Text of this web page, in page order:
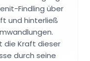
Findling über
und hinterließ
die Kraft dieser
durch seine